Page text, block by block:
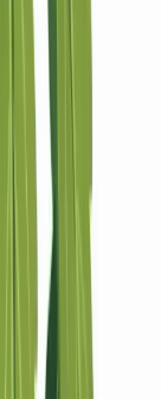
Hybrid Strains